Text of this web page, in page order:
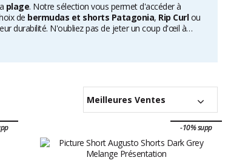
plage. Notre sélection vous permet d'accéder à
de bermudas et shorts Patagonia, Rip Curlou
durabilité. N'oubliez pas de jeter un coup d'œil à
Meilleures Ventes
-10% supp